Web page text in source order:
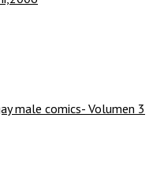
male comics- Volumen 3